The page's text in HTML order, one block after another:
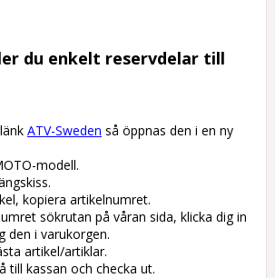
du enkelt reservdelar till
ATV-Sweden så öppnas den i en ny
modell.
kopiera artikelnumret.
sökrutan på våran sida, klicka dig in
den i varukorgen.
artikel/artiklar.
till kassan och checka ut.